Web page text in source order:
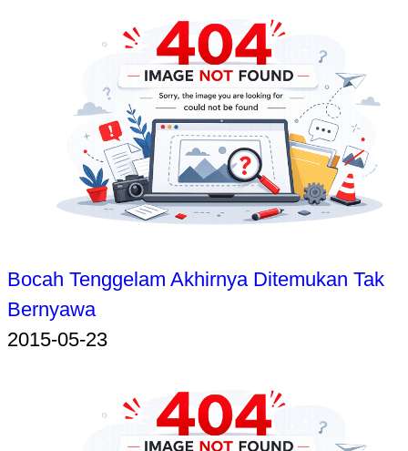
Bocah Tenggelam Akhirnya Ditemukan Tak
Bernyawa
2015-05-23